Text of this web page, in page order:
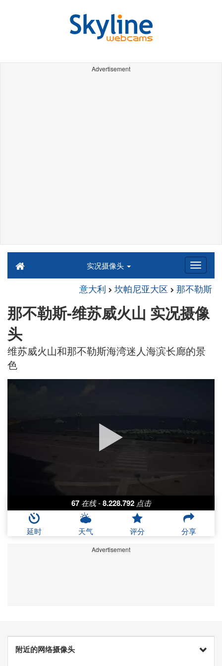
Advertisement
实况摄像头
意大利 坎帕尼亚大区 那不勒斯
那不勒斯-维苏威火山 实况摄像
头
维苏威火山和那不勒斯海湾迷人海滨长廊的景
色
67 在线 - 8.228.792 点击
延时 天气 评分 分享
Advertisement
附近的网络摄像头